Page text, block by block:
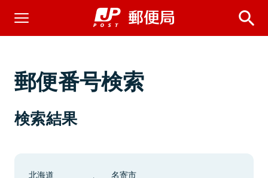
郵便番号検索
検索結果
北海道 名寄市